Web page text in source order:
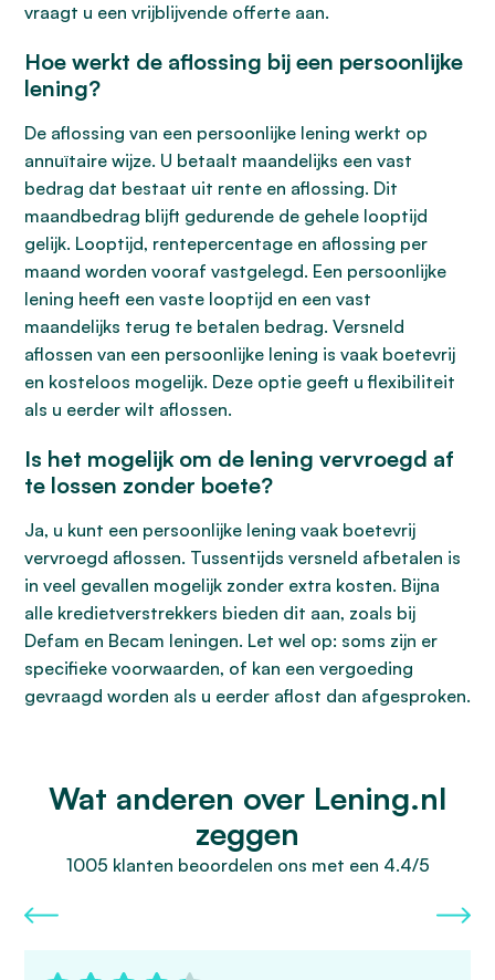
vraagt u een vrijblijvende offerte aan.
Hoe werkt de aflossing bij een persoonlijke
lening?
De aflossing van een persoonlijke lening werkt op
annuïtaire wijze. U betaalt maandelijks een vast
bedrag dat bestaat uit rente en aflossing. Dit
maandbedrag blijft gedurende de gehele looptijd
gelijk. Looptijd, rentepercentage en aflossing per
maand worden vooraf vastgelegd. Een persoonlijke
lening heeft een vaste looptijd en een vast
maandelijks terug te betalen bedrag. Versneld
aflossen van een persoonlijke lening is vaak boetevrij
en kosteloos mogelijk. Deze optie geeft u flexibiliteit
als u eerder wilt aflossen.
Is het mogelijk om de lening vervroegd af
te lossen zonder boete?
Ja, u kunt een persoonlijke lening vaak boetevrij
vervroegd aflossen. Tussentijds versneld afbetalen is
in veel gevallen mogelijk zonder extra kosten. Bijna
alle kredietverstrekkers bieden dit aan, zoals bij
Defam en Becam leningen. Let wel op: soms zijn er
specifieke voorwaarden, of kan een vergoeding
gevraagd worden als u eerder aflost dan afgesproken.
Wat anderen over Lening.nl
zeggen
1005 klanten beoordelen ons met een 4.4/5